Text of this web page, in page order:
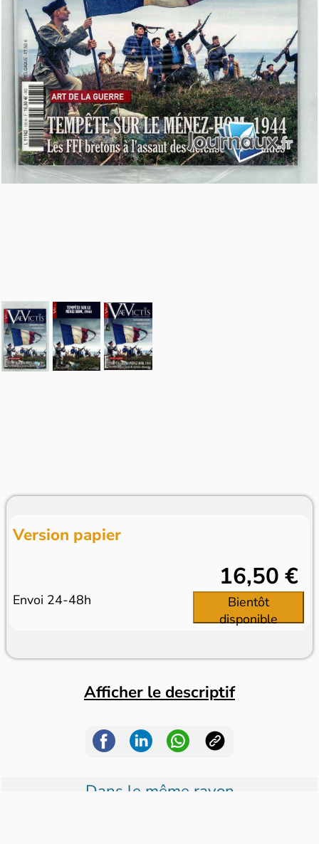
Version papier
Envoi 24-48h
16,50 €
Bientôt
disponible
Afficher le descriptif
Dans le même rayon